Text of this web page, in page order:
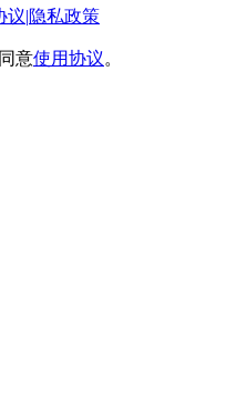
议|隐私政策
意使用协议。